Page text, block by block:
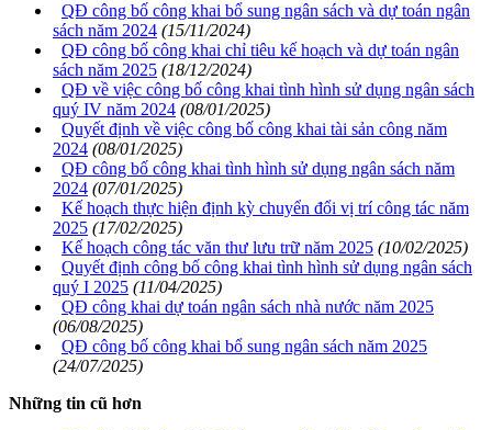
QĐ công bố công khai bổ sung ngân sách và dự toán ngân
sách năm 2024 (15/11/2024)
QĐ công bố công khai chỉ tiêu kế hoạch và dự toán ngân
sách năm 2025 (18/12/2024)
QĐ về việc công bố công khai tình hình sử dụng ngân sách
quý IV năm 2024 (08/01/2025)
Quyết định về việc công bố công khai tài sản công năm
2024 (08/01/2025)
QĐ công bố công khai tình hình sử dụng ngân sách năm
2024 (07/01/2025)
Kế hoạch thực hiện định kỳ chuyển đổi vị trí công tác năm
2025 (17/02/2025)
Kế hoạch công tác văn thư lưu trữ năm 2025 (10/02/2025)
Quyết định công bố công khai tình hình sử dụng ngân sách
quý I 2025 (11/04/2025)
QĐ công khai dự toán ngân sách nhà nước năm 2025
(06/08/2025)
QĐ công bố công khai bổ sung ngân sách năm 2025
(24/07/2025)
Những tin cũ hơn